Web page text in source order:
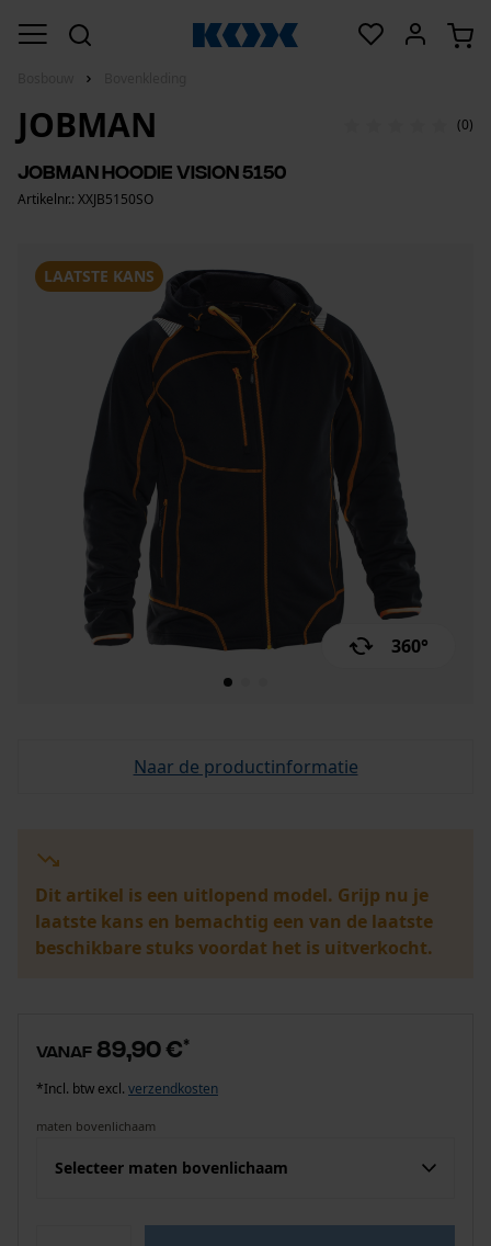
LAATSTE KANS
360°
JOBMAN (0)
Jobman hoodie Vision 5150
Artikelnr.: XXJB5150SO
Naar de productinformatie
Dit artikel is een uitlopend model. Grijp nu je
laatste kans en bemachtig een van de laatste
beschikbare stuks voordat het is uitverkocht.
vanaf 89,90 €*
*Incl. btw excl. verzendkosten
maten bovenlichaam
Selecteer maten bovenlichaam